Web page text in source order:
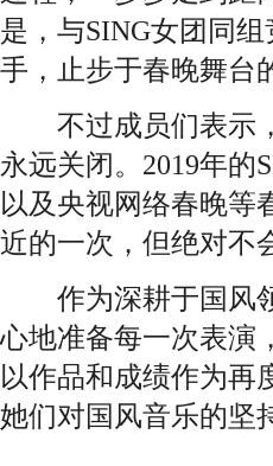
是，与SING女团同
手，止步于春晚舞台
不过成员们表示，
永远关闭。2019年的
以及央视网络春晚等
近的一次，但绝对不
作为深耕于国风领
心地准备每一次表演
以作品和成绩作为再
她们对国风音乐的坚